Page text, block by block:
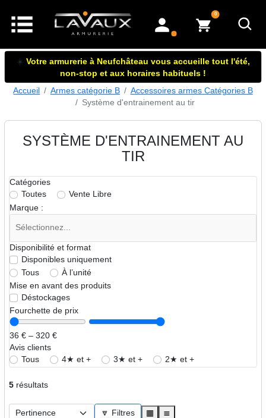
mon compte
0articles dans le panier
☀️ Votre armurerie à Neufchâteau vous accueille tout l'été,
non-stop et aux horaires habituels !
Accueil
Armes catégorie B
Accessoires armes Catégories B
Système d'entrainement au tir
SYSTÈME D'ENTRAINEMENT AU
TIR
Catégories
Toutes
Vente Libre
Marque :
Disponibilité et format
Disponibles uniquement
Tous
À l’unité
Mise en avant des produits
Déstockages
Fourchette de prix
36 € – 320 €
Avis clients
Tous
4★ et + 3★ et + 2★ et +
5résultats
🔽 Filtres ▦ ≣